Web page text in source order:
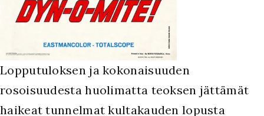
Lopputuloksen ja kokonaisuuden
rosoisuudesta huolimatta teoksen jättämät
haikeat tunnelmat kultakauden lopusta